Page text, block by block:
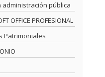
pública
OFFICE PROFESIONAL
Patrimoniales